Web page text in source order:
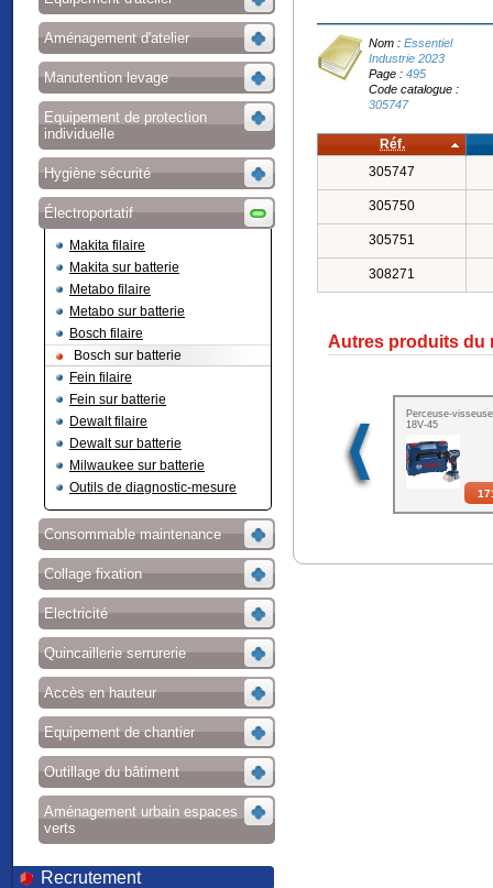
Aménagement d'atelier
Manutention levage
Equipement de protection
individuelle
Hygiène sécurité
Électroportatif
Makita filaire
Makita sur batterie
Metabo filaire
Metabo sur batterie
Bosch filaire
Bosch sur batterie
Fein filaire
Fein sur batterie
Dewalt filaire
Dewalt sur batterie
Milwaukee sur batterie
Outils de diagnostic-mesure
Consommable maintenance
Collage fixation
Electricité
Quincaillerie serrurerie
Accès en hauteur
Equipement de chantier
Outillage du bâtiment
Aménagement urbain espaces
verts
Recrutement
Nom :Essentiel
Industrie 2023
Page :495
Code catalogue :
305747
Réf.
305747
305750
305751
308271
Autres produits du
Perceuse-
18V-45